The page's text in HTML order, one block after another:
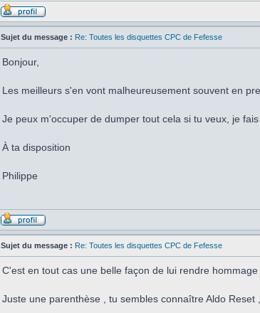
Sujet du message : Re: Toutes les disquettes CPC de Fefesse
Bonjour,
Les meilleurs s'en vont malheureusement souvent en
Je peux m'occuper de dumper tout cela si tu veux, je
À ta disposition
Philippe
Sujet du message : Re: Toutes les disquettes CPC de Fefesse
C'est en tout cas une belle façon de lui rendre
Juste une parenthèse , tu sembles connaître Aldo